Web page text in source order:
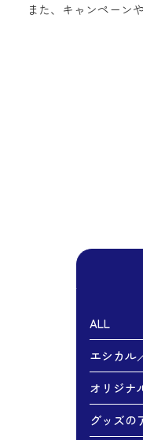
また、キャンペーン
ALL
エシカル
オリジナ
グッズの